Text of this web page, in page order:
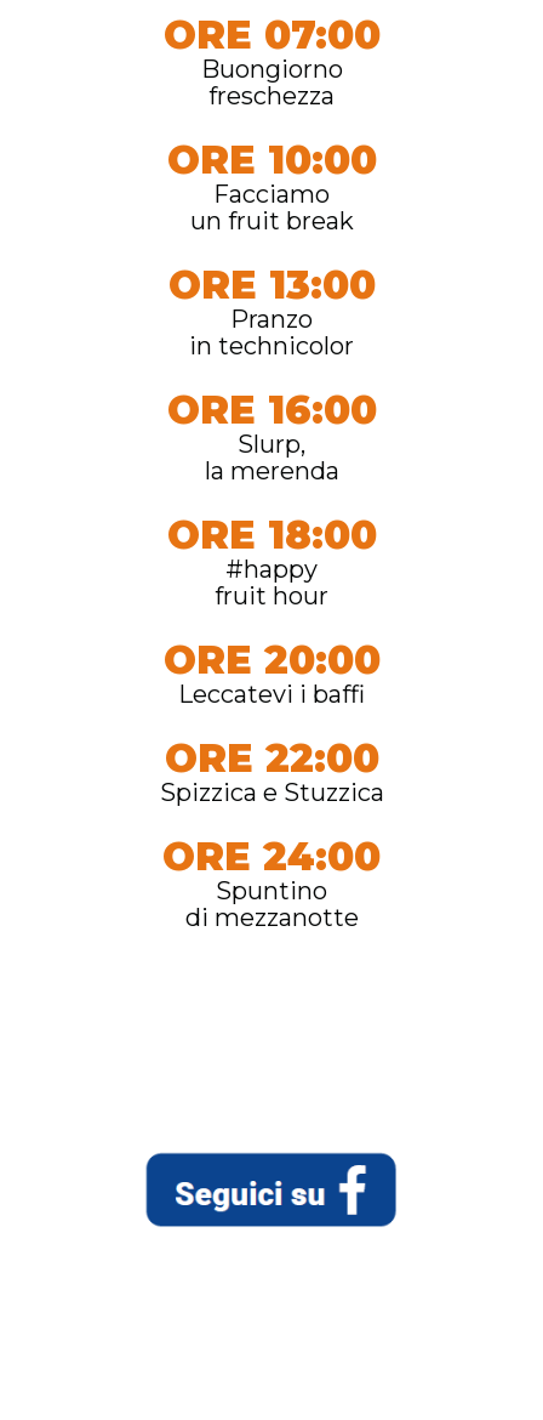
ORE 07:00
Buongiorno
freschezza
ORE 10:00
Facciamo
un fruit break
ORE 13:00
Pranzo
in technicolor
ORE 16:00
Slurp,
la merenda
ORE 18:00
#happy
fruit hour
ORE 20:00
Leccatevi i baffi
ORE 22:00
Spizzica e Stuzzica
ORE 24:00
Spuntino
di mezzanotte